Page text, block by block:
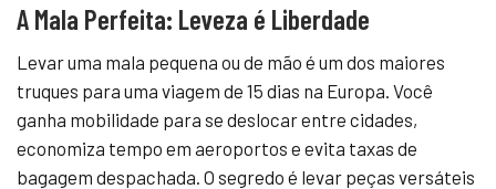
A Mala Perfeita: Leveza é Liberdade
Levar uma mala pequena ou de mão é um dos maiores
truques para uma viagem de 15 dias na Europa. Você
ganha mobilidade para se deslocar entre cidades,
economiza tempo em aeroportos e evita taxas de
bagagem despachada. O segredo é levar peças versáteis